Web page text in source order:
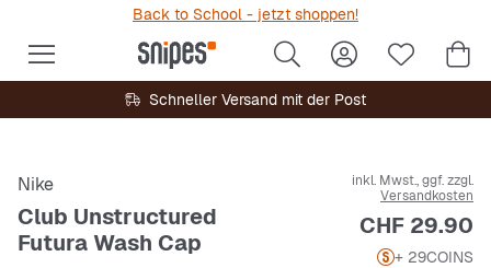
Back to School - jetzt shoppen!
Schneller Versand mit der Post
Nike
Club Unstructured
Futura Wash Cap
inkl. Mwst., ggf. zzgl.
Versandkosten
Preis
CHF 29.90
+ 29COINS